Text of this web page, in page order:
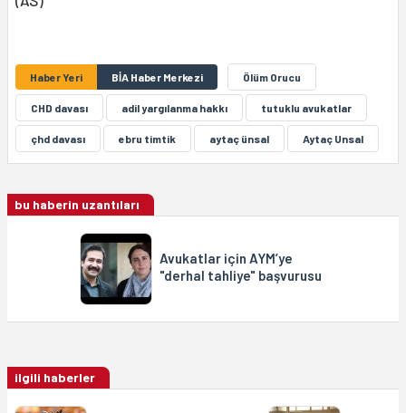
Haber Yeri BİA Haber Merkezi Ölüm Orucu
CHD davası adil yargılanma hakkı tutuklu avukatlar
çhd davası ebru timtik aytaç ünsal Aytaç Unsal
bu haberin uzantıları
Avukatlar için AYM’ye
"derhal tahliye" başvurusu
ilgili haberler